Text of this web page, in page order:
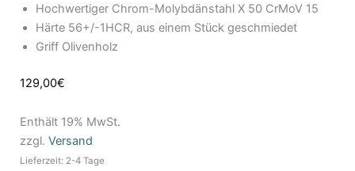
Hochwertiger Chrom-Molybdänstahl X 50 CrMoV 15
Härte 56+/-1HCR, aus einem Stück geschmiedet
Griff Olivenholz
129,00€
Enthält 19% MwSt.
zzgl. Versand
Lieferzeit: 2-4 Tage
Menge